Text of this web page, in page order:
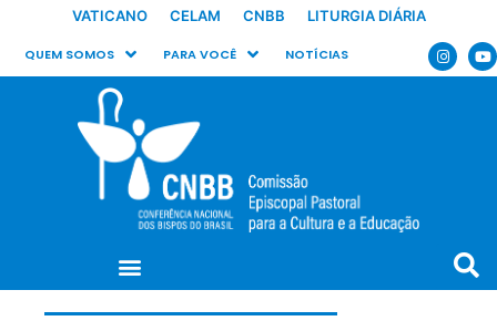
VATICANO CELAM CNBB LITURGIA DIÁRIA
QUEM SOMOS PARA VOCÊ NOTÍCIAS